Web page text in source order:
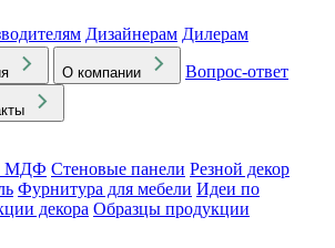
Дизайнерам Дилерам
О компании
Вопрос-ответ
МДФ Стеновые панели Резной декор
Фурнитура для мебели Идеи по
декора Образцы продукции